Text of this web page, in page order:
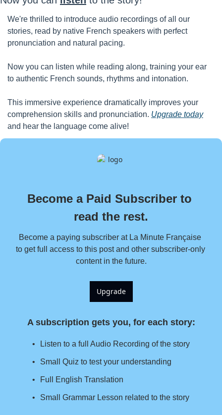
We're thrilled to introduce audio recordings of all our
stories, read by native French speakers with perfect
pronunciation and natural pacing.
Now you can listen while reading along, training your ear
to authentic French sounds, rhythms and intonation.
This immersive experience dramatically improves your
comprehension skills and pronunciation. Upgrade today
and hear the language come alive!
Become a Paid Subscriber to
read the rest.
Become a paying subscriber at La Minute Française
to get full access to this post and other subscriber-only
content in the future.
Upgrade
A subscription gets you, for each story:
Listen to a full Audio Recording of the story
Small Quiz to test your understanding
Full English Translation
Small Grammar Lesson related to the story